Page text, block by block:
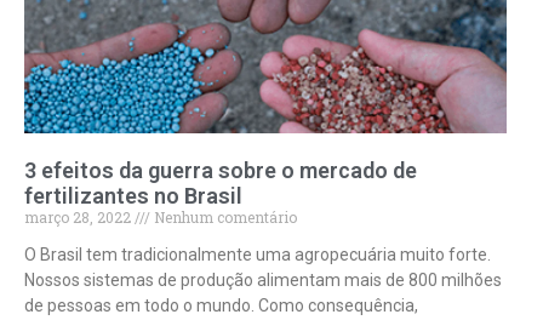
3 efeitos da guerra sobre o mercado de
fertilizantes no Brasil
março 28, 2022
Nenhum comentário
O Brasil tem tradicionalmente uma agropecuária muito forte.
Nossos sistemas de produção alimentam mais de 800 milhões
de pessoas em todo o mundo. Como consequência,